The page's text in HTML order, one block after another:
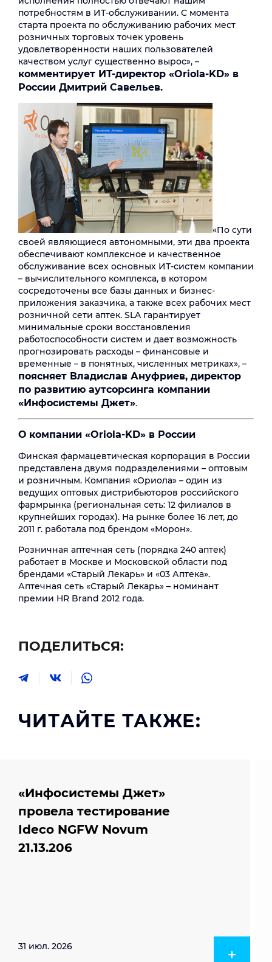
потребностям в ИТ-обслуживании. С момента
старта проекта по обслуживанию рабочих мест
розничных торговых точек уровень
удовлетворенности наших пользователей
качеством услуг существенно вырос», –
комментирует ИТ-директор «Oriola-KD» в
России Дмитрий Савельев.
«По сути
своей являющиеся автономными, эти два проекта
обеспечивают комплексное и качественное
обслуживание всех основных ИТ-систем компании
– вычислительного комплекса, в котором
сосредоточены все базы данных и бизнес-
приложения заказчика, а также всех рабочих мест
розничной сети аптек. SLA гарантирует
минимальные сроки восстановления
работоспособности систем и дает возможность
прогнозировать расходы – финансовые и
временные – в понятных, численных метриках», –
поясняет Владислав Ануфриев, директор
по развитию аутсорсинга компании
«Инфосистемы Джет».
О компании «Oriola-KD» в России
Финская фармацевтическая корпорация в России
представлена двумя подразделениями – оптовым
и розничным. Компания «Ориола» – один из
ведущих оптовых дистрибьюторов российского
фармрынка (региональная сеть: 12 филиалов в
крупнейших городах). На рынке более 16 лет, до
2011 г. работала под брендом «Морон».
Розничная аптечная сеть (порядка 240 аптек)
работает в Москве и Московской области под
брендами «Старый Лекарь» и «03 Аптека».
Аптечная сеть «Старый Лекарь» – номинант
премии HR Brand 2012 года.
ПОДЕЛИТЬСЯ:
ЧИТАЙТЕ ТАКЖЕ:
«Инфосистемы Джет»
провела тестирование
Ideco NGFW Novum
21.13.206
31 июл. 2026